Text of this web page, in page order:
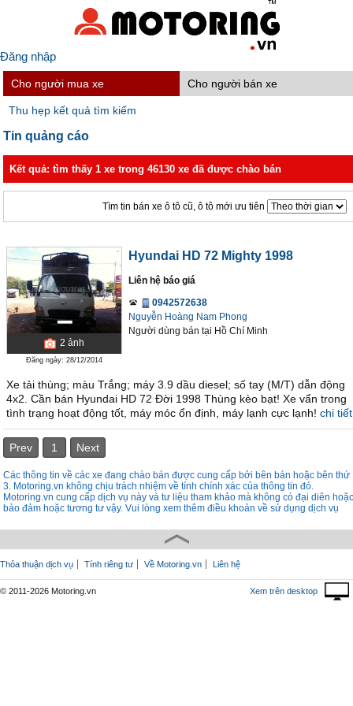
Đăng nhập
Cho người mua xe Cho người bán xe
Thu hẹp kết quả tìm kiếm
Tin quảng cáo
Kết quả: tìm thấy 1 xe trong 46130 xe đã được chào bán
Tìm tin bán xe ô tô cũ, ô tô mới ưu tiên
2 ảnh
Đăng ngày: 28/12/2014
Hyundai HD 72 Mighty 1998
Liên hệ báo giá
0942572638
Nguyễn Hoàng Nam Phong
Người dùng bán tại Hồ Chí Minh
Xe tải thùng; màu Trắng; máy 3.9 dầu diesel; số tay (M/T) dẫn động
4x2. Cần bán Hyundai HD 72 Đời 1998 Thùng kèo bạt! Xe vẩn trong
tình trạng hoạt động tốt, máy móc ổn định, máy lạnh cực lạnh! chi tiết
Prev 1 Next
Các thông tin về các xe đang chào bán được cung cấp bởi bên bán hoặc bên thứ
3. Motoring.vn không chịu trách nhiệm về tính chính xác của thông tin đó.
Motoring.vn cung cấp dịch vụ này và tư liệu tham khảo mà không có đại diên hoặc
bảo đảm hoặc tương tư vậy. Vui lòng xem thêm điều khoản về sử dụng dịch vụ
Thỏa thuận dịch vụ Tính riêng tư Về Motoring.vn Liên hệ
© 2011-2026 Motoring.vn Xem trên desktop